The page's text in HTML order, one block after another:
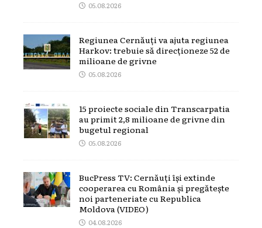
05.08.2026
Regiunea Cernăuți va ajuta regiunea
Harkov: trebuie să direcționeze 52 de
milioane de grivne
05.08.2026
15 proiecte sociale din Transcarpatia
au primit 2,8 milioane de grivne din
bugetul regional
05.08.2026
BucPress TV: Cernăuți își extinde
cooperarea cu România și pregătește
noi parteneriate cu Republica
Moldova (VIDEO)
04.08.2026